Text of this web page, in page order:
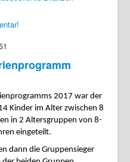
2017 war der
Kinder im Alter zwischen 8
in 2 Altersgruppen von 8-
eingeteilt.
dann die Gruppensieger